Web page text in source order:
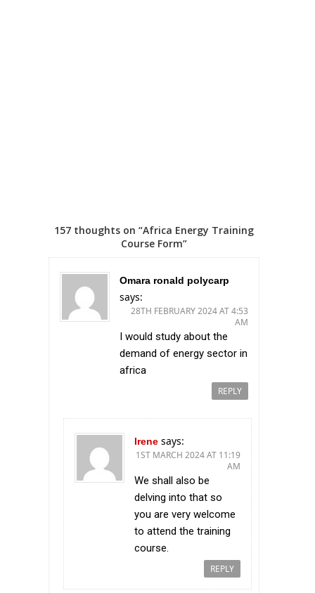
157 thoughts on “Africa Energy Training
Course Form”
Omara ronald polycarp
says:
28TH FEBRUARY 2024 AT 4:53
AM
I would study about the
demand of energy sector in
africa
REPLY
Irene says:
1ST MARCH 2024 AT 11:19
AM
We shall also be
delving into that so
you are very welcome
to attend the training
course.
REPLY